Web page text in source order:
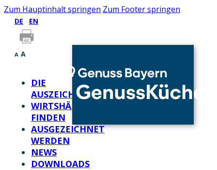
Zum Hauptinhalt springen Zum Footer springen
DE EN
A A
DIE
AUSZEICHNUNG
WIRTSHÄUSER
FINDEN
AUSGEZEICHNET
WERDEN
NEWS
DOWNLOADS